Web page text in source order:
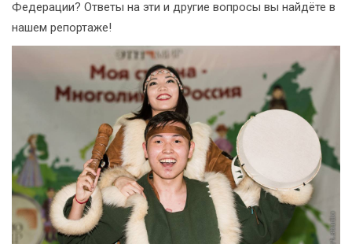
Федерации? Ответы на эти и другие вопросы вы найдёте в
нашем репортаже!